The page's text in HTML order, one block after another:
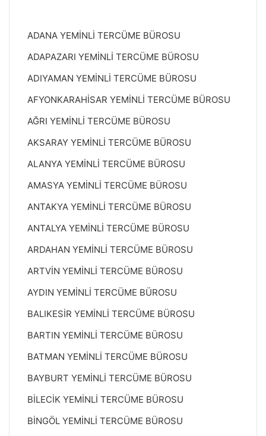
ADANA YEMİNLİ TERCÜME BÜROSU
ADAPAZARI YEMİNLİ TERCÜME BÜROSU
ADIYAMAN YEMİNLİ TERCÜME BÜROSU
AFYONKARAHİSAR YEMİNLİ TERCÜME BÜROSU
AĞRI YEMİNLİ TERCÜME BÜROSU
AKSARAY YEMİNLİ TERCÜME BÜROSU
ALANYA YEMİNLİ TERCÜME BÜROSU
AMASYA YEMİNLİ TERCÜME BÜROSU
ANTAKYA YEMİNLİ TERCÜME BÜROSU
ANTALYA YEMİNLİ TERCÜME BÜROSU
ARDAHAN YEMİNLİ TERCÜME BÜROSU
ARTVİN YEMİNLİ TERCÜME BÜROSU
AYDIN YEMİNLİ TERCÜME BÜROSU
BALIKESİR YEMİNLİ TERCÜME BÜROSU
BARTIN YEMİNLİ TERCÜME BÜROSU
BATMAN YEMİNLİ TERCÜME BÜROSU
BAYBURT YEMİNLİ TERCÜME BÜROSU
BİLECİK YEMİNLİ TERCÜME BÜROSU
BİNGÖL YEMİNLİ TERCÜME BÜROSU